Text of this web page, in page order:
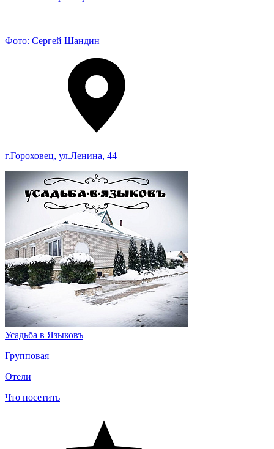
Фото: Сергей Шандин
г.Гороховец, ул.Ленина, 44
Усадьба в Языковъ
Групповая
Отели
Что посетить